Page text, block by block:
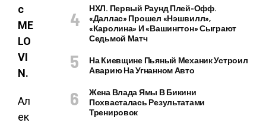
с
ME
LO
VI
N.
Ал
ек
НХЛ. Первый Раунд Плей-Офф.
«Даллас» Прошел «Нэшвилл»,
«Каролина» И «Вашингтон» Сыграют
Седьмой Матч
На Киевщине Пьяный Механик Устроил
Аварию На Угнанном Авто
Жена Влада Ямы В Бикини
Похвасталась Результатами
Тренировок